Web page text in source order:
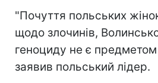
"Почуття польських
щодо злочинів,
геноциду не є предметом
заявив польський лідер.